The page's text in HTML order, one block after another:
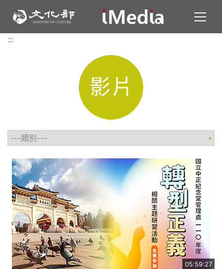
:::
:::
影片
05:59:27